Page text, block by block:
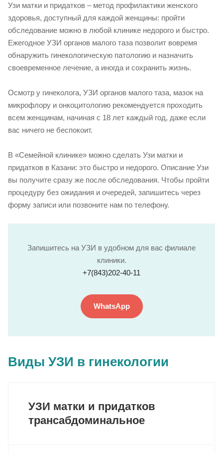
Узи матки и придатков – метод профилактики женского
здоровья, доступный для каждой женщины: пройти
обследование можно в любой клинике недорого и быстро.
Ежегодное УЗИ органов малого таза позволит вовремя
обнаружить гинекологическую патологию и назначить
своевременное лечение, а иногда и сохранить жизнь.
Осмотр у гинеколога, УЗИ органов малого таза, мазок на
микрофлору и онкоцитологию рекомендуется проходить
всем женщинам, начиная с 18 лет каждый год, даже если
вас ничего не беспокоит.
В «Семейной клинике» можно сделать Узи матки и
придатков в Казани: это быстро и недорого. Описание Узи
вы получите сразу же после обследования. Чтобы пройти
процедуру без ожидания и очередей, запишитесь через
форму записи или позвоните нам по телефону.
Запишитесь на УЗИ в удобном для вас филиале
клиники.
+7(843)202-40-11
WhatsApp
Виды УЗИ в гинекологии
УЗИ матки и придатков
трансабдоминальное